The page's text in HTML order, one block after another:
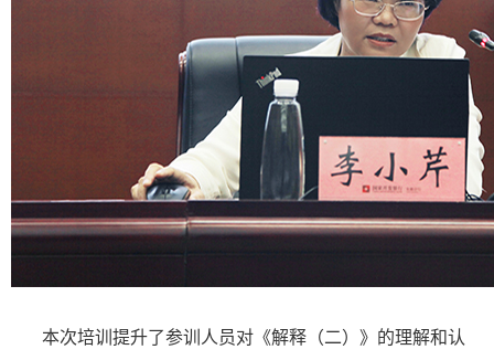
本次培训提升了参训人员对《解释（二）》的理解和认